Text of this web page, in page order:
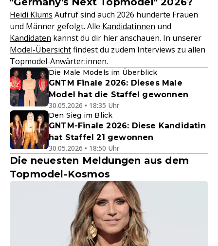
Heidi Klums Aufruf sind auch 2026 hunderte Frauen
und Männer gefolgt. Alle Kandidatinnen und
Kandidaten kannst du dir hier anschauen. In unserer
Model-Übersichtfindest du zudem Interviews zu allen
Topmodel-Anwärter:innen.
Die Male Models im Überblick
GNTM Finale 2026: Dieses Male
Model hat die Staffel gewonnen
30.05.2026 • 18:35 Uhr
Den Sieg im Blick
GNTM-Finale 2026: Diese Kandidatin
hat Staffel 21 gewonnen
30.05.2026 • 18:50 Uhr
Die neuesten Meldungen aus dem
Topmodel-Kosmos